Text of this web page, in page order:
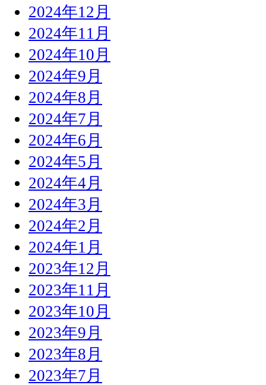
2024年12月
2024年11月
2024年10月
2024年9月
2024年8月
2024年7月
2024年6月
2024年5月
2024年4月
2024年3月
2024年2月
2024年1月
2023年12月
2023年11月
2023年10月
2023年9月
2023年8月
2023年7月